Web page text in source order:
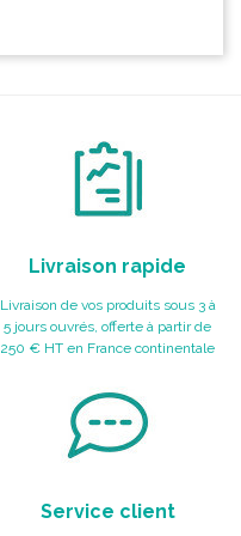
Livraison rapide
Livraison de vos produits sous 3 à
5 jours ouvrés, offerte à partir de
250 € HT en France continentale
Service client